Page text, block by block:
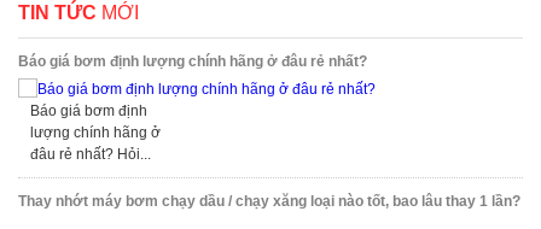
TIN TỨC MỚI
Báo giá bơm định lượng chính hãng ở đâu rẻ nhất?
Báo giá bơm định
lượng chính hãng ở
đâu rẻ nhất? Hỏi...
Thay nhớt máy bơm chạy dầu / chạy xăng loại nào tốt, bao lâu thay 1 lần?